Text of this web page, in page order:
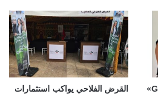
ريكو لانغهاينه يتولى إدارة «GIZ»
القرض الفلاحي يواكب استثمارات